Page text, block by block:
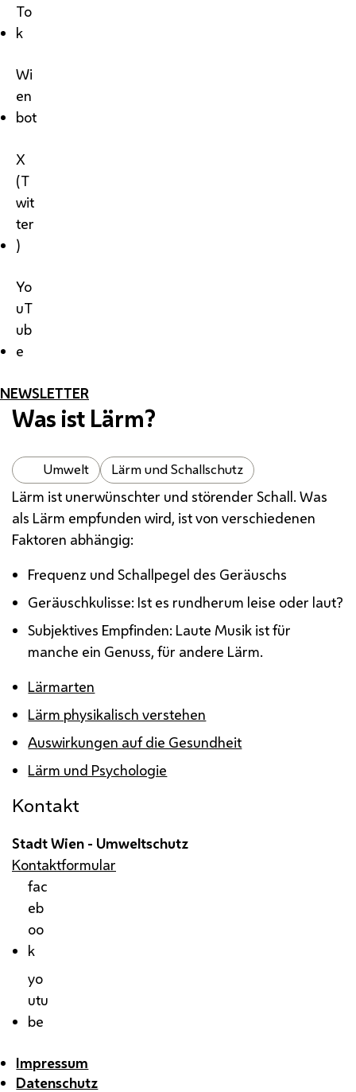
To
k
Wi
en
bot
X
(T
wit
ter
)
Yo
uT
ub
e
NEWSLETTER
Was ist Lärm?
Umwelt Lärm und Schallschutz
Lärm ist unerwünschter und störender Schall. Was
als Lärm empfunden wird, ist von verschiedenen
Faktoren abhängig:
Frequenz und Schallpegel des Geräuschs
Geräuschkulisse: Ist es rundherum leise oder laut?
Subjektives Empfinden: Laute Musik ist für
manche ein Genuss, für andere Lärm.
Lärmarten
Lärm physikalisch verstehen
Auswirkungen auf die Gesundheit
Lärm und Psychologie
Kontakt
Stadt Wien - Umweltschutz
Kontaktformular
fac
eb
oo
k
yo
utu
be
Impressum
Datenschutz